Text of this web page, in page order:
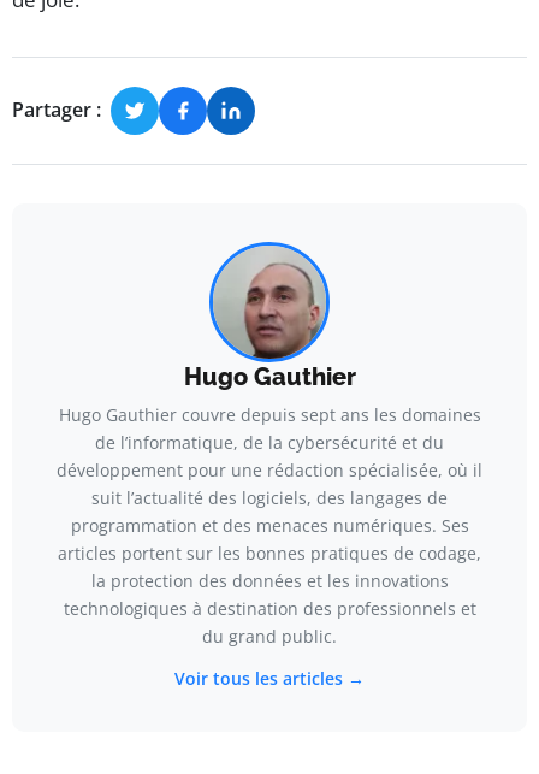
Partager :
Hugo Gauthier
Hugo Gauthier couvre depuis sept ans les domaines
de l’informatique, de la cybersécurité et du
développement pour une rédaction spécialisée, où il
suit l’actualité des logiciels, des langages de
programmation et des menaces numériques. Ses
articles portent sur les bonnes pratiques de codage,
la protection des données et les innovations
technologiques à destination des professionnels et
du grand public.
Voir tous les articles →